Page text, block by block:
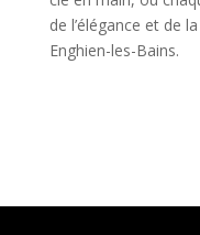
de l’élégance et de
Enghien-les-Bains.